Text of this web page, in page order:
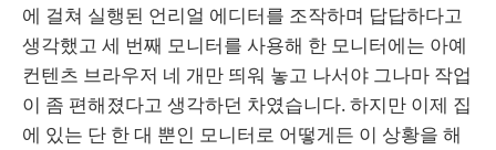
에 걸쳐 실행된 언리얼 에디터를 조작하며 답답하다고
생각했고 세 번째 모니터를 사용해 한 모니터에는 아예
컨텐츠 브라우저 네 개만 띄워 놓고 나서야 그나마 작업
이 좀 편해졌다고 생각하던 차였습니다. 하지만 이제 집
에 있는 단 한 대 뿐인 모니터로 어떻게든 이 상황을 해